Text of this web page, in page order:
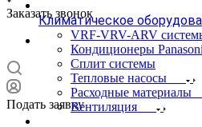
Заказать звонок
Подать заявку
Климатическое
VRF-VRV-ARV
Кондиционеры
Сплит системы
Тепловые насосы
Расходные материалы
Вентиляция